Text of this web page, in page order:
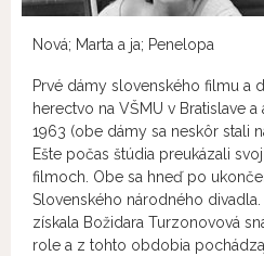
Nová; Marta a ja; Penelopa
Prvé dámy slovenského filmu a
herectvo na VŠMU v Bratislave
1963 (obe dámy sa neskôr stali
Ešte počas štúdia preukázali
filmoch. Obe sa hneď po
Slovenského národného
získala Božidara Turzonovová
role a z tohto obdobia